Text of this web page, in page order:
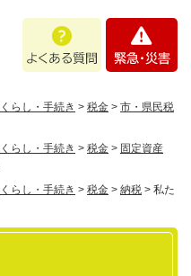
あ
問
・
くらし・手続き > 税金 > 市・県民税
くらし・手続き > 税金 > 固定資産
くらし・手続き > 税金 > 納税 > 私た